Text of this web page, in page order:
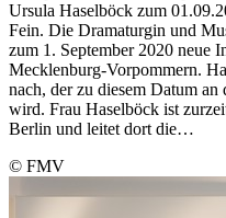
Ursula Haselböck zum
Fein. Die Dramaturgin und
zum 1. September 2020 neue
Mecklenburg-Vorpommern.
nach, der zu diesem Datum
wird. Frau Haselböck ist
Berlin und leitet dort die…
© FMV